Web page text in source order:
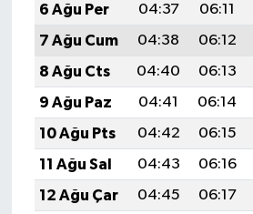
6 Ağu Per
04:37 06:11
7 Ağu Cum
04:38 06:12
8 Ağu Cts
04:40 06:13
9 Ağu Paz
04:41 06:14
10 Ağu Pts
04:42 06:15
11 Ağu Sal
04:43 06:16
12 Ağu Çar
04:45 06:17